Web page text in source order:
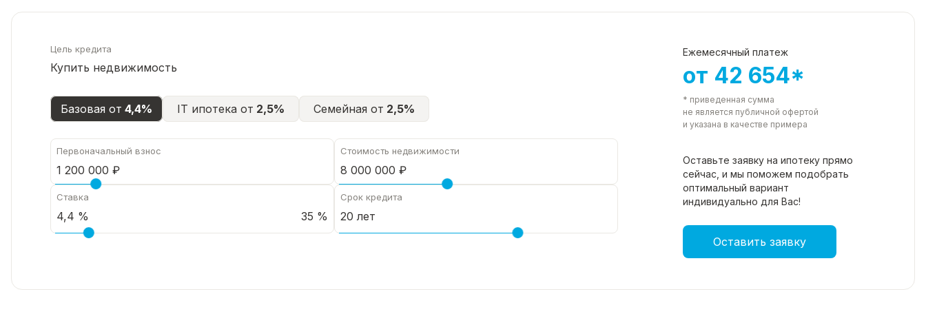
Цель кредита
Купить недвижимость
Базовая от 4,4% IT ипотека от 2,5% Семейная от 2,5%
Первоначальный взнос Стоимость недвижимости
Ставка
35 %
Срок кредита
Ежемесячный платеж
от 42 654*
* приведенная сумма
не является публичной офертой
и указана в качестве примера
Оставьте заявку на ипотеку прямо
сейчас, и мы поможем подобрать
оптимальный вариант
индивидуально для Вас!
Оставить заявку